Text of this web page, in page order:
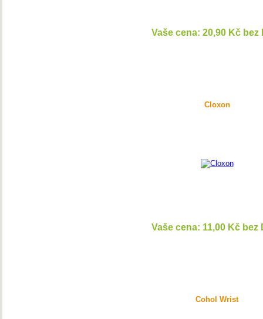
Vaše cena: 20,90 Kč bez
Cloxon
Vaše cena: 11,00 Kč bez
Cohol Wrist